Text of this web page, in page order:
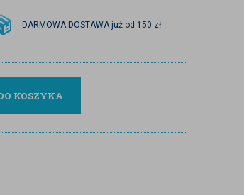
DARMOWA DOSTAWA już od 150 zł
KOSZYKA